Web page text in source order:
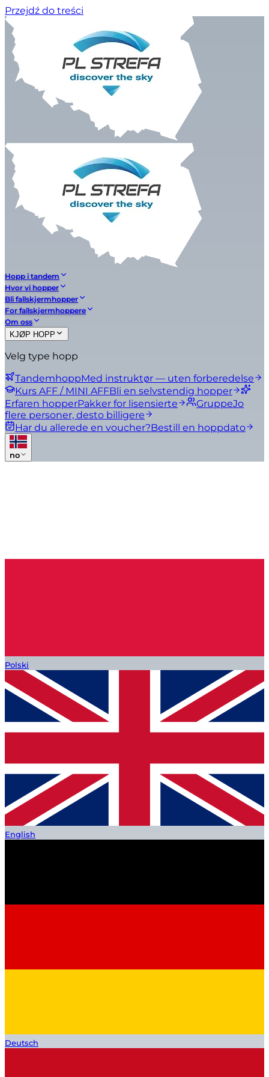
Przejdź do treści
Hopp i tandem
Hvor vi hopper
Bli fallskjermhopper
For fallskjermhoppere
Om oss
KJØP HOPP
Velg type hopp
TandemhoppMed instruktør — uten forberedelse
Kurs AFF / MINI AFFBli en selvstendig hopper
Erfaren hopperPakker for lisensierte GruppeJo
flere personer, desto billigere
Har du allerede en voucher?Bestill en hoppdato
no
Polski
English
Deutsch